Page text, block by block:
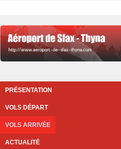
PRÉSENTATION
VOLS DÉPART
VOLS ARRIVÉE
ACTUALITÉ